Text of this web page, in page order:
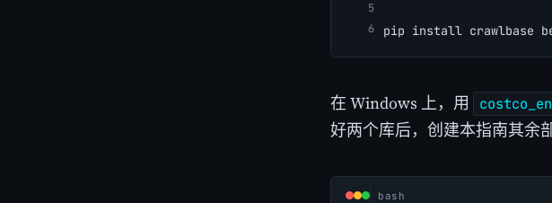
pip install crawlbase
在 Windows 上，用
好两个库后，创建本指南其余
bash